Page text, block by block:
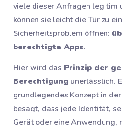
viele dieser Anfragen legitim
können sie leicht die Tür zu
Sicherheitsproblem öffnen:
berechtigte Apps.
Hier wird das Prinzip der
Berechtigung unerlässlich.
grundlegendes Konzept in
besagt, dass jede Identität,
Gerät oder eine Anwendung,